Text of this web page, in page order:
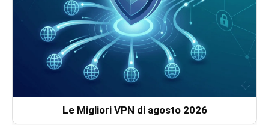
Le Migliori VPN di agosto 2026